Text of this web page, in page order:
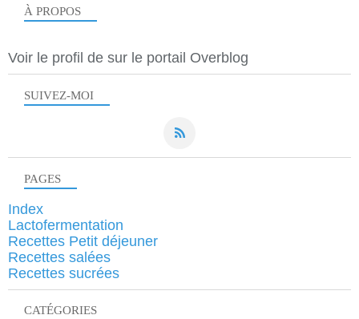
SUIVEZ-MOI
À PROPOS
Voir le profil de sur le portail Overblog
PAGES
Index
Lactofermentation
Recettes Petit déjeuner
Recettes salées
Recettes sucrées
CATÉGORIES